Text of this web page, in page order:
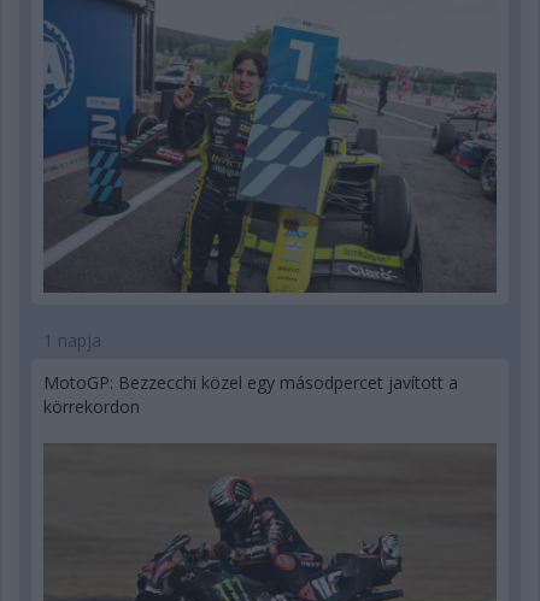
1 napja
MotoGP: Bezzecchi közel egy másodpercet javított a
körrekordon